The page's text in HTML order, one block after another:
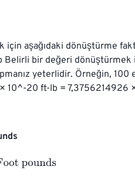
aşağıdaki dönüştürme
Belirli bir değeri dönüştürmek
yeterlidir. Örneğin, 100
10^-20 ft-lb = 7,3756214926
Foot pounds